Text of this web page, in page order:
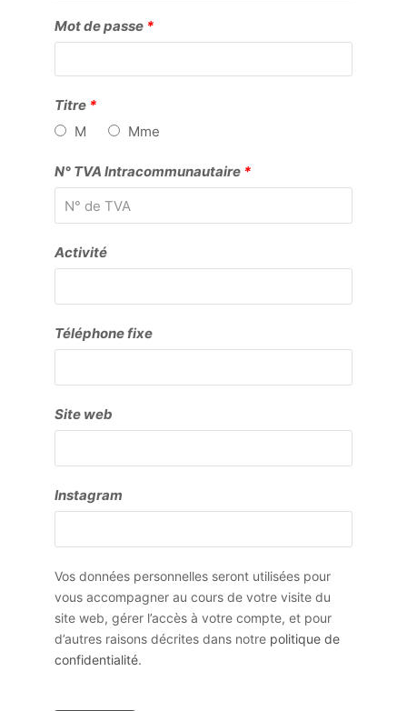
Mot de passe *Obligatoire
Titre *
M
Mme
N° TVA Intracommunautaire *
Activité
Téléphone fixe
Site web
Instagram
Vos données personnelles seront utilisées pour
vous accompagner au cours de votre visite du
site web, gérer l’accès à votre compte, et pour
d’autres raisons décrites dans notre politique de
confidentialité.